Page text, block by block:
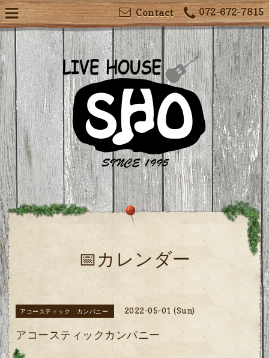
072-672-7815
Contact
📅カレンダー
アコースティック カンパニー 2022-05-01 (Sun)
アコースティックカンパニー